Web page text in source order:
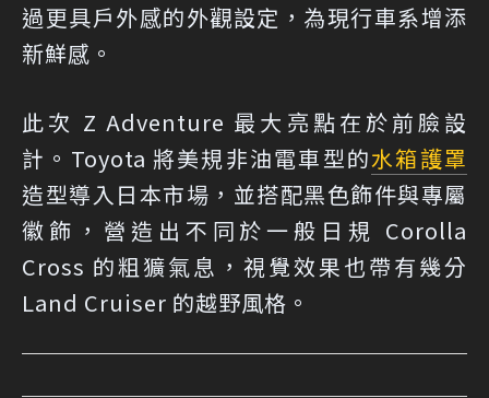
過更具戶外感的外觀設定，為現行車系增添
新鮮感。
此次 Z Adventure 最大亮點在於前臉設
計。Toyota 將美規非油電車型的水箱護罩
造型導入日本市場，並搭配黑色飾件與專屬
徽飾，營造出不同於一般日規 Corolla
Cross 的粗獷氣息，視覺效果也帶有幾分
Land Cruiser 的越野風格。